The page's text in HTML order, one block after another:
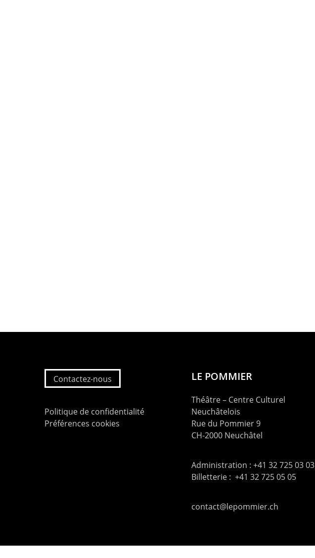
Contactez-nous
Politique de confidentialité
Préférences cookies
LE POMMIER
Théâtre – Centre Culturel
Neuchâtelois
Rue du Pommier 9
CH-2000 Neuchâtel
Administration : +41 32 725 03 03
Billetterie : +41 32 725 05 05
contact@lepommier.ch